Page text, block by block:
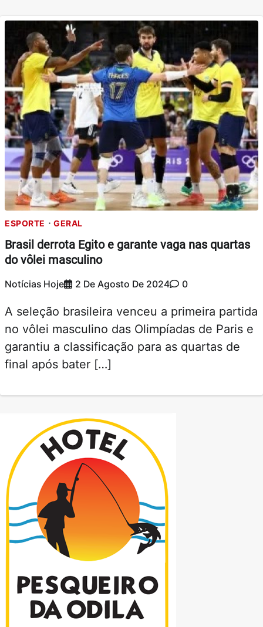
ESPORTE GERAL
Brasil derrota Egito e garante vaga nas quartas
do vôlei masculino
Notícias Hoje 2 De Agosto De 2024 0
A seleção brasileira venceu a primeira partida
no vôlei masculino das Olimpíadas de Paris e
garantiu a classificação para as quartas de
final após bater […]